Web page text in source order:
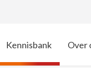
Kennisbank Over
Toon